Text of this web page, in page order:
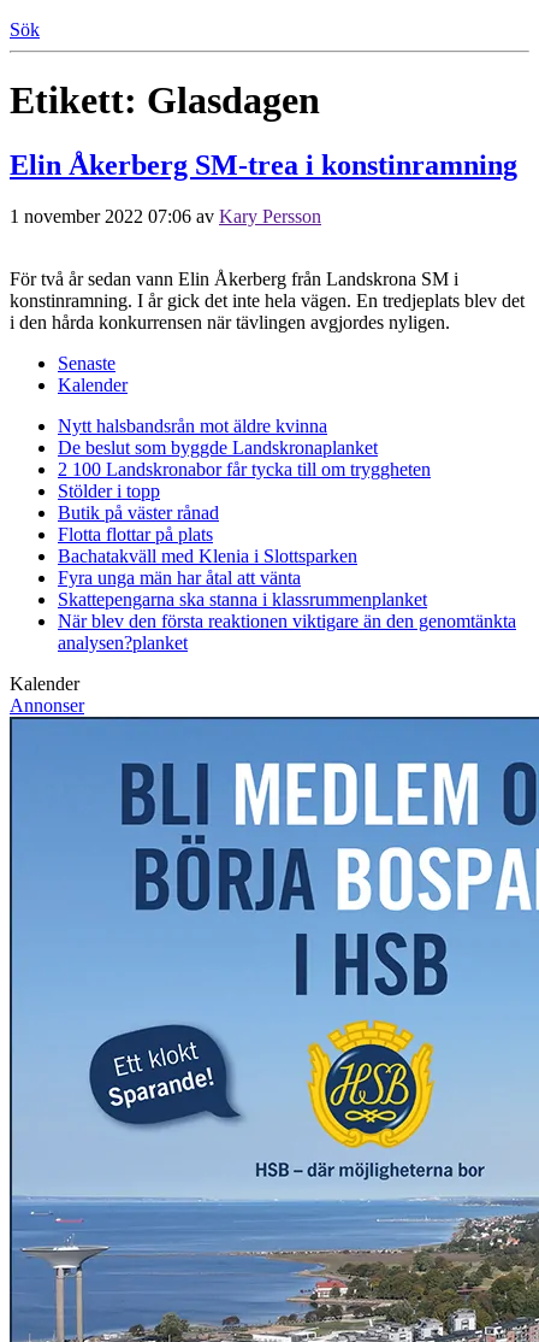
Sök
Etikett: Glasdagen
Elin Åkerberg SM-trea i konstinramning
1 november 2022 07:06 av Kary Persson
För två år sedan vann Elin Åkerberg från Landskrona SM i
konstinramning. I år gick det inte hela vägen. En tredjeplats blev det
i den hårda konkurrensen när tävlingen avgjordes nyligen.
Senaste
Kalender
Nytt halsbandsrån mot äldre kvinna
De beslut som byggde Landskronaplanket
2 100 Landskronabor får tycka till om tryggheten
Stölder i topp
Butik på väster rånad
Flotta flottar på plats
Bachatakväll med Klenia i Slottsparken
Fyra unga män har åtal att vänta
Skattepengarna ska stanna i klassrummenplanket
När blev den första reaktionen viktigare än den genomtänkta
analysen?planket
Kalender
Annonser